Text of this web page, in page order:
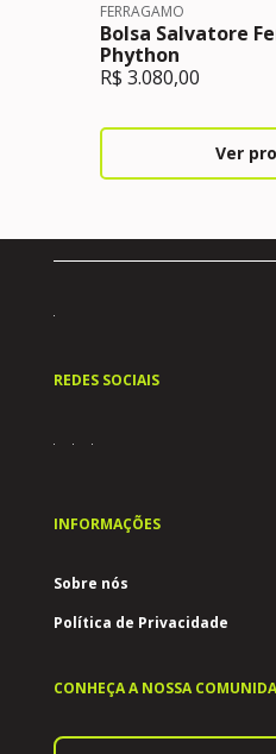
FERRAGAMO
Bolsa Salvatore
Phython
R$ 3.080,00
Ver
REDES SOCIAIS
INFORMAÇÕES
Sobre nós
Política de Privacidade
CONHEÇA A NOSSA